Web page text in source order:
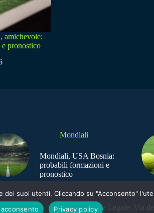
amichevole:
pronostico
Mondiali
Mondiali, USA Bosnia:
probabili formazioni e
pronostico
Sede Legale: Via
suoi utenti. Cliccando su "Acconsento"
Privacy policy